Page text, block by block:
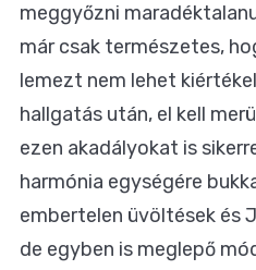
meggyőzni
már csak természetes,
lemezt nem lehet
hallgatás után, el kell
ezen akadályokat is
harmónia egységére
embertelen üvöltések és
de egyben is meglepő